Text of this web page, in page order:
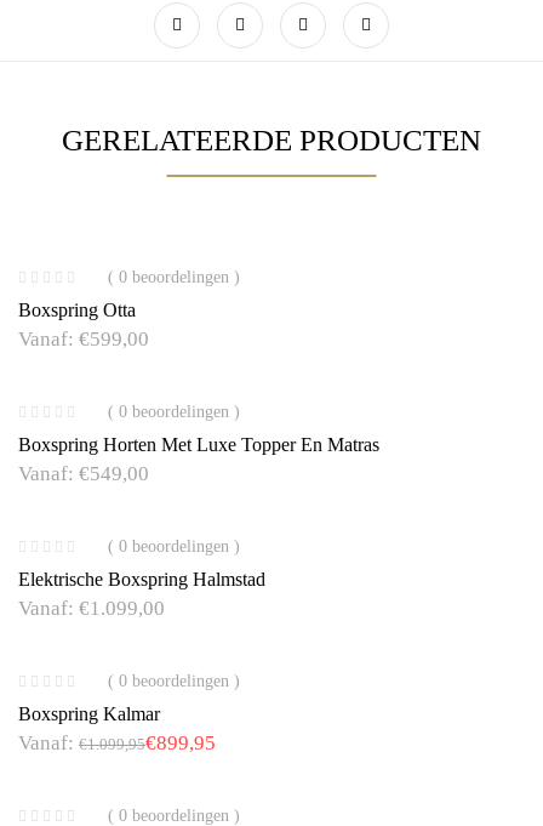
GERELATEERDE PRODUCTEN
( 0 beoordelingen )
Boxspring Otta
Vanaf: €599,00
( 0 beoordelingen )
Boxspring Horten Met Luxe Topper En Matras
Vanaf: €549,00
( 0 beoordelingen )
Elektrische Boxspring Halmstad
Vanaf: €1.099,00
( 0 beoordelingen )
Boxspring Kalmar
Vanaf: €1.099,95€899,95
( 0 beoordelingen )